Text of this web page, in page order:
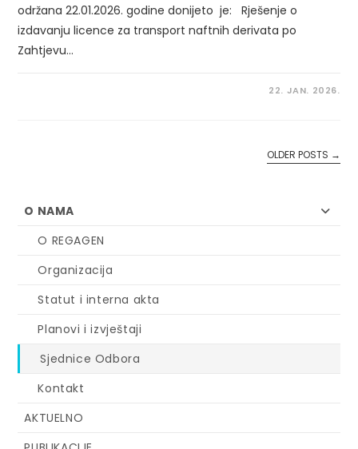
održana 22.01.2026. godine donijeto je: Rješenje o
izdavanju licence za transport naftnih derivata po
Zahtjevu…
22. JAN. 2026.
OLDER POSTS →
O NAMA
O REGAGEN
Organizacija
Statut i interna akta
Planovi i izvještaji
Sjednice Odbora
Kontakt
AKTUELNO